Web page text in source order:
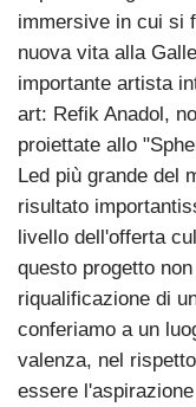
immersive in cui si
nuova vita alla
importante artista
art: Refik Anadol,
proiettate allo
Led più grande del
risultato
livello dell'offerta
questo progetto
riqualificazione di
conferiamo a un
valenza, nel
essere